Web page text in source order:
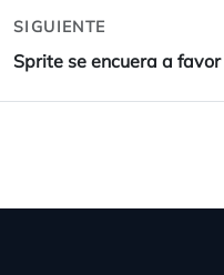
SIGUIENTE
Sprite se encuera a